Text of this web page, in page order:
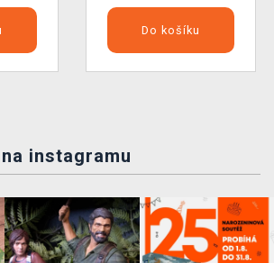
Do košíku
instagramu